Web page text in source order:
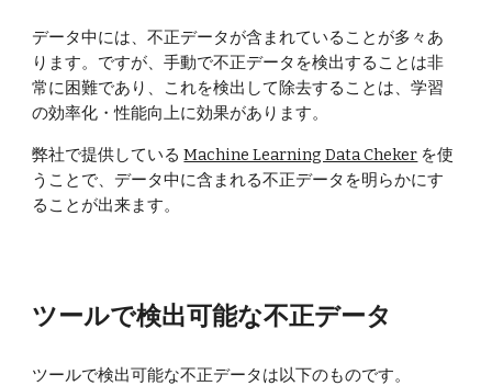
データ中には、不正データが含まれていることが多々あ
ります。ですが、手動で不正データを検出することは非
常に困難であり、これを検出して除去することは、学習
の効率化・性能向上に効果があります。
弊社で提供しているMachine Learning Data Cheker を使
うことで、データ中に含まれる不正データを明らかにす
ることが出来ます。
ツールで検出可能な不正データ
ツールで検出可能な不正データは以下のものです。